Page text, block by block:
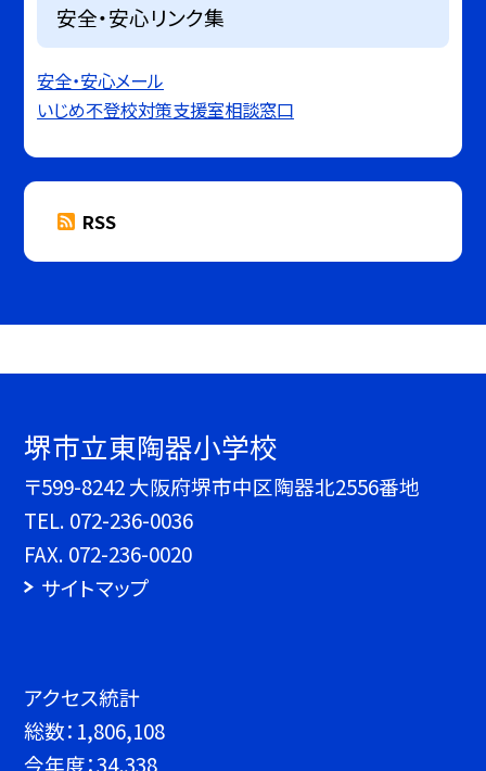
安全・安心リンク集
安全・安心メール
いじめ不登校対策支援室相談窓口
RSS
堺市立東陶器小学校
〒599-8242 大阪府堺市中区陶器北2556番地
TEL. 072-236-0036
FAX. 072-236-0020
サイトマップ
アクセス統計
総数： 1,806,108
今年度：34,338